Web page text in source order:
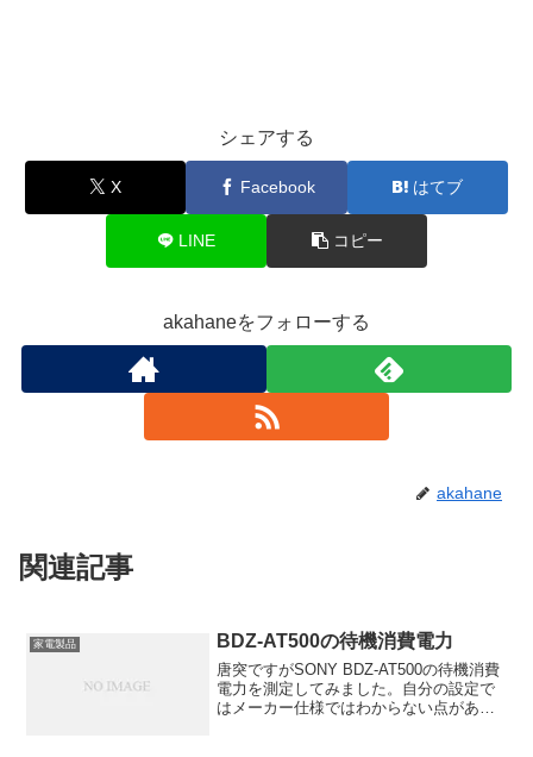
シェアする
X Facebook はてブ
LINE コピー
akahaneをフォローする
akahane
関連記事
家電製品 BDZ-AT500の待機消費電力
唐突ですがSONY BDZ-AT500の待機消費
電力を測定してみました。自分の設定で
はメーカー仕様ではわからない点があっ